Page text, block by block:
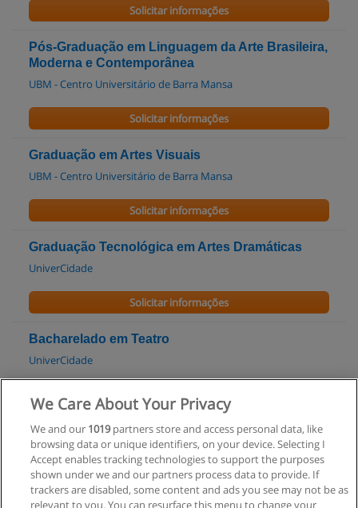
Solicitar informações
Pós-Graduação em Linguagem da Arte Brasileira,
Moderna e Contemporânea
UBM - Centro Universitário de Barra Mansa
Solicitar informações
Graduação em Artes Visuais
UBM - Centro Universitário de Barra Mansa
Solicitar informações
Graduação Tecnológica em Artes Dramáticas
UniverCidade
Solicitar informações
Bacharelado em Teatro
UniverCidade
Solicitar informações
Graduação em Dança
UniverCidade
Solicitar informações
We Care About Your Privacy
We and our 1019partners store and access personal data, like
browsing data or unique identifiers, on your device. Selecting I
Accept enables tracking technologies to support the purposes
shown under we and our partners process data to provide. If
trackers are disabled, some content and ads you see may not be as
relevant to you. You can resurface this menu to change your